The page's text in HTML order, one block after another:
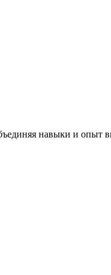
навыки и опыт